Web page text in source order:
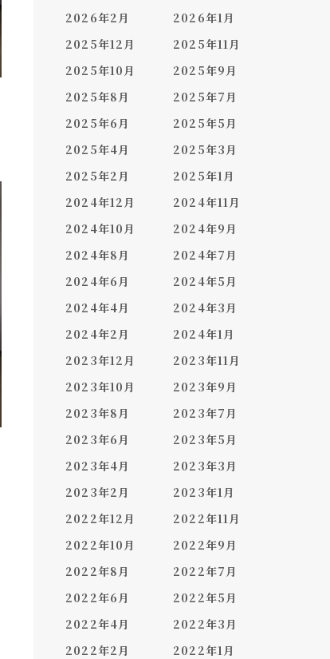
2026年2月
2026年1月
2025年12月
2025年11月
2025年10月
2025年9月
2025年8月
2025年7月
2025年6月
2025年5月
2025年4月
2025年3月
2025年2月
2025年1月
2024年12月
2024年11月
2024年10月
2024年9月
2024年8月
2024年7月
2024年6月
2024年5月
2024年4月
2024年3月
2024年2月
2024年1月
2023年12月
2023年11月
2023年10月
2023年9月
2023年8月
2023年7月
2023年6月
2023年5月
2023年4月
2023年3月
2023年2月
2023年1月
2022年12月
2022年11月
2022年10月
2022年9月
2022年8月
2022年7月
2022年6月
2022年5月
2022年4月
2022年3月
2022年2月
2022年1月